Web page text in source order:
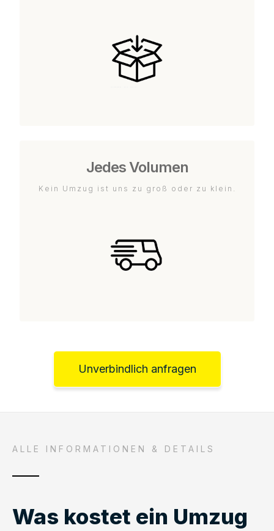
Jedes Volumen
Kein Umzug ist uns zu groß oder zu klein.
Unverbindlich anfragen
ALLE INFORMATIONEN & DETAILS
Was kostet ein Umzug